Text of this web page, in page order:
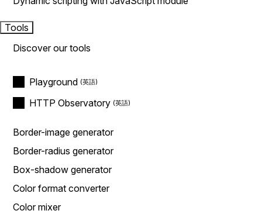
Tools
Discover our tools
Playground
HTTP Observatory
Border-image generator
Border-radius generator
Box-shadow generator
Color format converter
Color mixer